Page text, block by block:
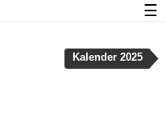
Kalender 2025
☰